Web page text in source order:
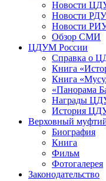
Новости
Новости
Новости
Обзор СМИ
ЦДУМ России
Справка о
Книга
Книга
«Панорама
Награды
История
Верховный
Биография
Книга
Фильм
Фотогалерея
Законодательство